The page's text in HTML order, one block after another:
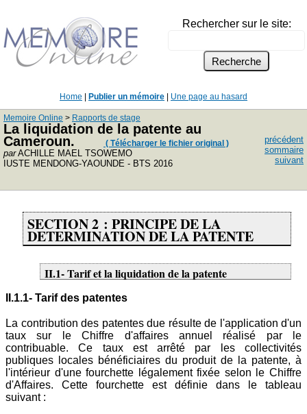
Rechercher sur le site:
Home Publier un mémoire Une page au hasard
Memoire Online > Rapports de stage
La liquidation de la patente au
Cameroun.
( Télécharger le fichier original )
parACHILLE MAEL TSOWEMO
IUSTE MENDONG-YAOUNDE - BTS 2016
précédent
sommaire
suivant
SECTION 2 : PRINCIPE DE LA
DETERMINATION DE LA PATENTE
II.1- Tarif et la liquidation de la patente
II.1.1- Tarif des patentes
La contribution des patentes due résulte de l'application d'un
taux sur le Chiffre d'affaires annuel réalisé par le
contribuable. Ce taux est arrêté par les collectivités
publiques locales bénéficiaires du produit de la patente, à
l'intérieur d'une fourchette légalement fixée selon le Chiffre
d'Affaires. Cette fourchette est définie dans le tableau
suivant :